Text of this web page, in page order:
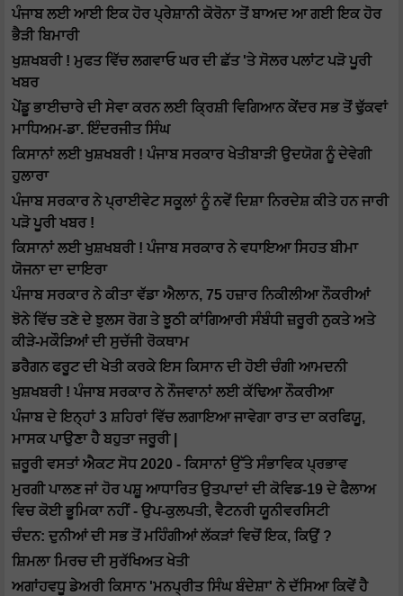
ਪੰਜਾਬ ਲਈ ਆਈ ਇਕ ਹੋਰ ਪ੍ਰੇਸ਼ਾਨੀ ਕੋਰੋਨਾ ਤੋਂ ਬਾਅਦ ਆ ਗਈ ਇਕ ਹੋਰ
ਭੈੜੀ ਬਿਮਾਰੀ
ਖੁਸ਼ਖਬਰੀ ! ਮੁਫਤ ਵਿੱਚ ਲਗਵਾਓ ਘਰ ਦੀ ਛੱਤ 'ਤੇ ਸੋਲਰ ਪਲਾਂਟ ਪੜੋ ਪੂਰੀ
ਖਬਰ
ਪੇਂਡੂ ਭਾਈਚਾਰੇ ਦੀ ਸੇਵਾ ਕਰਨ ਲਈ ਕ੍ਰਿਸ਼ੀ ਵਿਗਿਆਨ ਕੇਂਦਰ ਸਭ ਤੋਂ ਢੁੱਕਵਾਂ
ਮਾਧਿਅਮ-ਡਾ. ਇੰਦਰਜੀਤ ਸਿੰਘ
ਕਿਸਾਨਾਂ ਲਈ ਖੁਸ਼ਖਬਰੀ ! ਪੰਜਾਬ ਸਰਕਾਰ ਖੇਤੀਬਾੜੀ ਉਦਯੋਗ ਨੂੰ ਦੇਵੇਗੀ
ਹੁਲਾਰਾ
ਪੰਜਾਬ ਸਰਕਾਰ ਨੇ ਪ੍ਰਾਈਵੇਟ ਸਕੂਲਾਂ ਨੂੰ ਨਵੇਂ ਦਿਸ਼ਾ ਨਿਰਦੇਸ਼ ਕੀਤੇ ਹਨ ਜਾਰੀ
ਪੜੋ ਪੂਰੀ ਖਬਰ !
ਕਿਸਾਨਾਂ ਲਈ ਖੁਸ਼ਖਬਰੀ ! ਪੰਜਾਬ ਸਰਕਾਰ ਨੇ ਵਧਾਇਆ ਸਿਹਤ ਬੀਮਾ
ਯੋਜਨਾ ਦਾ ਦਾਇਰਾ
ਪੰਜਾਬ ਸਰਕਾਰ ਨੇ ਕੀਤਾ ਵੱਡਾ ਐਲਾਨ, 75 ਹਜ਼ਾਰ ਨਿਕੀਲੀਆ ਨੌਕਰੀਆਂ
ਝੋਨੇ ਵਿੱਚ ਤਣੇ ਦੇ ਝੁਲਸ ਰੋਗ ਤੇ ਝੂਠੀ ਕਾਂਗਿਆਰੀ ਸੰਬੰਧੀ ਜ਼ਰੂਰੀ ਨੁਕਤੇ ਅਤੇ
ਕੀੜੇ-ਮਕੌੜਿਆਂ ਦੀ ਸੁਚੱਜੀ ਰੋਕਥਾਮ
ਡਰੈਗਨ ਫਰੂਟ ਦੀ ਖੇਤੀ ਕਰਕੇ ਇਸ ਕਿਸਾਨ ਦੀ ਹੋਈ ਚੰਗੀ ਆਮਦਨੀ
ਖੁਸ਼ਖਬਰੀ ! ਪੰਜਾਬ ਸਰਕਾਰ ਨੇ ਨੌਜਵਾਨਾਂ ਲਈ ਕੱਢਿਆ ਨੌਕਰੀਆ
ਪੰਜਾਬ ਦੇ ਇਨ੍ਹਾਂ 3 ਸ਼ਹਿਰਾਂ ਵਿੱਚ ਲਗਾਇਆ ਜਾਵੇਗਾ ਰਾਤ ਦਾ ਕਰਫਿਯੂ,
ਮਾਸਕ ਪਾਉਣਾ ਹੈ ਬਹੁਤਾ ਜਰੂਰੀ |
ਜ਼ਰੂਰੀ ਵਸਤਾਂ ਐਕਟ ਸੋਧ 2020 - ਕਿਸਾਨਾਂ ਉੱਤੇ ਸੰਭਾਵਿਕ ਪ੍ਰਭਾਵ
ਮੁਰਗੀ ਪਾਲਣ ਜਾਂ ਹੋਰ ਪਸ਼ੂ ਆਧਾਰਿਤ ਉਤਪਾਦਾਂ ਦੀ ਕੋਵਿਡ-19 ਦੇ ਫੈਲਾਅ
ਵਿਚ ਕੋਈ ਭੂਮਿਕਾ ਨਹੀਂ - ਉਪ-ਕੁਲਪਤੀ, ਵੈਟਨਰੀ ਯੂਨੀਵਰਸਿਟੀ
ਚੰਦਨ: ਦੁਨੀਆਂ ਦੀ ਸਭ ਤੋਂ ਮਹਿੰਗੀਆਂ ਲੱਕੜਾਂ ਵਿਚੋਂ ਇਕ, ਕਿਉਂ ?
ਸ਼ਿਮਲਾ ਮਿਰਚ ਦੀ ਸੁਰੱਖਿਅਤ ਖੇਤੀ
ਅਗਾਂਹਵਧੂ ਡੇਅਰੀ ਕਿਸਾਨ 'ਮਨਪ੍ਰੀਤ ਸਿੰਘ ਬੰਦੇਸ਼ਾ' ਨੇ ਦੱਸਿਆ ਕਿਵੇਂ ਹੈ